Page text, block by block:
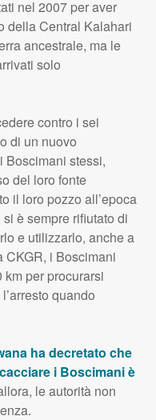
nel 2007 per aver
della Central Kalahari
ancestrale, ma le
solo
contro i sei
di un nuovo
Boscimani stessi,
del loro fonte
il loro pozzo all’epoca
è sempre rifiutato di
e utilizzarlo, anche a
CKGR, i Boscimani
per procurarsi
quando
ha decretato che
i Boscimani è
le autorità non